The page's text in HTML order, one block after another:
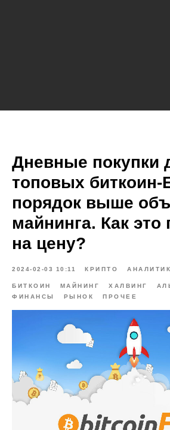
Дневные покупки
топовых биткоин-
порядок выше
майнинга. Как это
на цену?
2024-02-03 10:11 КРИПТО
БИТКОИН МАЙНИНГ ХАЛВИНГ
ФИНАНСЫ
РЫНОК ПРОЧЕЕ